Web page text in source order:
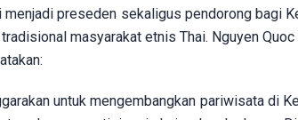
preseden sekaligus pendorong bagi
masyarakat etnis Thai. Nguyen Quoc
untuk mengembangkan pariwisata di